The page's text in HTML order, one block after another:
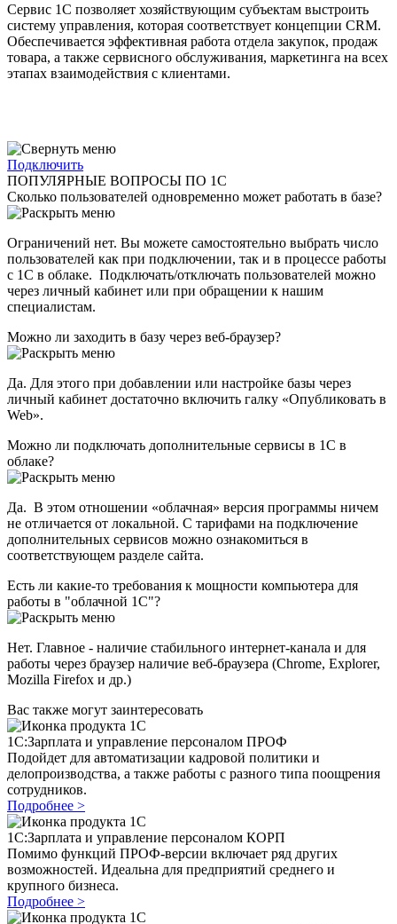
Сервис 1С позволяет хозяйствующим субъектам выстроить
систему управления, которая соответствует концепции CRM.
Обеспечивается эффективная работа отдела закупок, продаж
товара, а также сервисного обслуживания, маркетинга на всех
этапах взаимодействия с клиентами.
Подключить
ПОПУЛЯРНЫЕ ВОПРОСЫ ПО 1С
Сколько пользователей одновременно может работать в базе?
Ограничений нет. Вы можете самостоятельно выбрать число
пользователей как при подключении, так и в процессе работы
с 1С в облаке. Подключать/отключать пользователей можно
через личный кабинет или при обращении к нашим
специалистам.
Можно ли заходить в базу через веб-браузер?
Да. Для этого при добавлении или настройке базы через
личный кабинет достаточно включить галку «Опубликовать в
Web».
Можно ли подключать дополнительные сервисы в 1С в
облаке?
Да. В этом отношении «облачная» версия программы ничем
не отличается от локальной. С тарифами на подключение
дополнительных сервисов можно ознакомиться в
соответствующем разделе сайта.
Есть ли какие-то требования к мощности компьютера для
работы в "облачной 1С"?
Нет. Главное - наличие стабильного интернет-канала и для
работы через браузер наличие веб-браузера (Chrome, Explorer,
Mozilla Firefox и др.)
Вас также могут заинтересовать
1C:Зарплата и управление персоналом ПРОФ
Подойдет для автоматизации кадровой политики и
делопроизводства, а также работы с разного типа поощрения
сотрудников.
Подробнее >
1C:Зарплата и управление персоналом КОРП
Помимо функций ПРОФ-версии включает ряд других
возможностей. Идеальна для предприятий среднего и
крупного бизнеса.
Подробнее >